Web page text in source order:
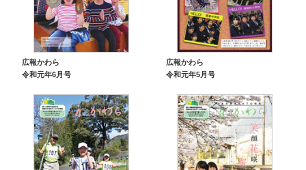
広報かわら
令和元年6月号
広報かわら
令和元年5月号